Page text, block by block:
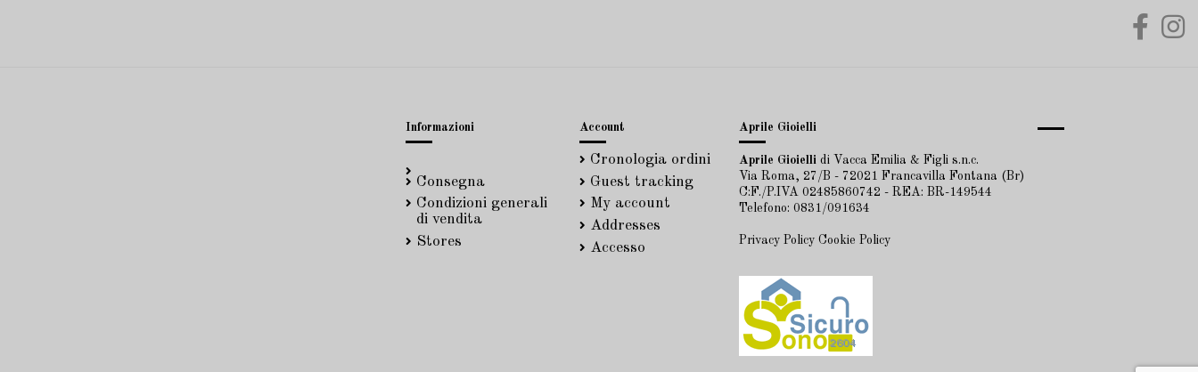
Informazioni
Consegna
Condizioni generali
di vendita
Stores
Account
Cronologia ordini
Guest tracking
My account
Addresses
Accesso
Aprile Gioielli
Aprile Gioielli di Vacca Emilia & Figli s.n.c.
Via Roma, 27/B - 72021 Francavilla Fontana (Br)
C:F./P.IVA 02485860742 - REA: BR-149544
Telefono: 0831/091634
Privacy Policy Cookie Policy